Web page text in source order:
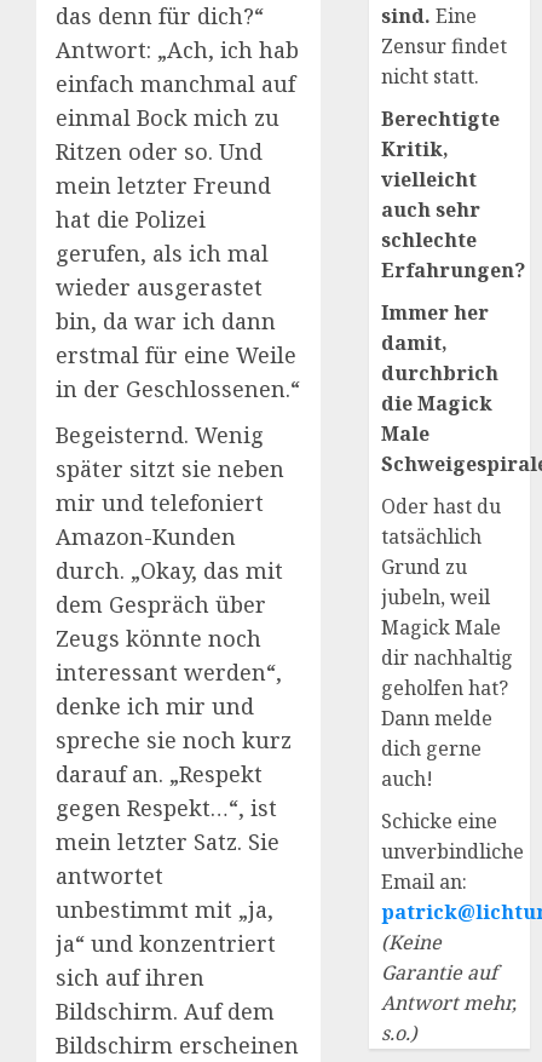
das denn für dich?“
Antwort: „Ach, ich hab
einfach manchmal auf
einmal Bock mich zu
Ritzen oder so. Und
mein letzter Freund
hat die Polizei
gerufen, als ich mal
wieder ausgerastet
bin, da war ich dann
erstmal für eine Weile
in der Geschlossenen.“
Begeisternd. Wenig
später sitzt sie neben
mir und telefoniert
Amazon-Kunden
durch. „Okay, das mit
dem Gespräch über
Zeugs könnte noch
interessant werden“,
denke ich mir und
spreche sie noch kurz
darauf an. „Respekt
gegen Respekt…“, ist
mein letzter Satz. Sie
antwortet
unbestimmt mit „ja,
ja“ und konzentriert
sich auf ihren
Bildschirm. Auf dem
Bildschirm erscheinen
sind. Eine
Zensur findet
nicht statt.
Berechtigte
Kritik,
vielleicht
auch sehr
schlechte
Erfahrungen?
Immer her
damit,
durchbrich
die Magick
Male
Oder hast du
tatsächlich
Grund zu
jubeln, weil
Magick Male
dir nachhaltig
geholfen hat?
Dann melde
dich gerne
auch!
Schicke eine
unverbindliche
Email an:
(Keine
Garantie auf
Antwort mehr,
s.o.)